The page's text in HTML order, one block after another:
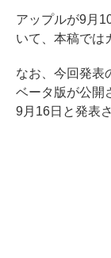
アップルが9月
いて、本稿では
なお、今回発表
ベータ版が公開
9月16日と発表